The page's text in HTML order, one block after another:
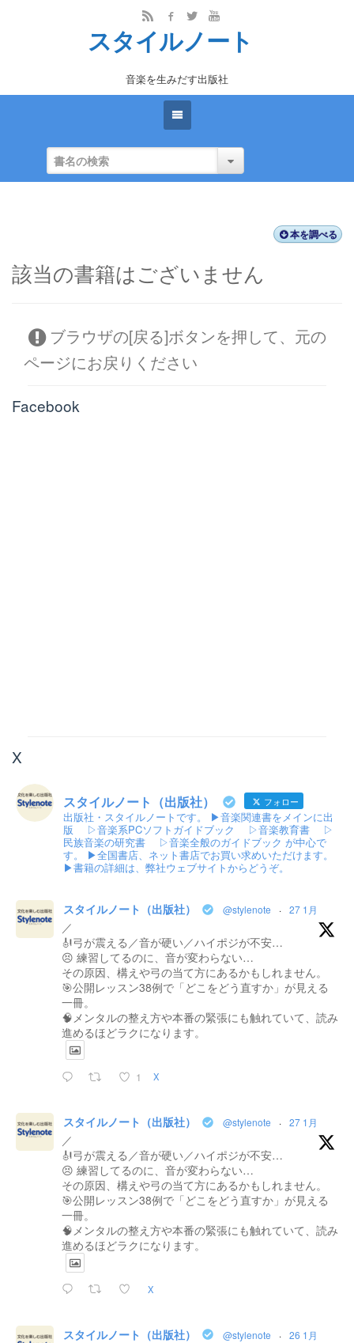
スタイルノート
音楽を生みだす出版社
本を調べる
該当の書籍はございません
ブラウザの[戻る]ボタンを押して、元の
ページにお戻りください
Facebook
X
スタイルノート（出版社） フォロー
出版社・スタイルノートです。 ▶音楽関連書をメインに出
版 ▷音楽系PCソフトガイドブック ▷音楽教育書 ▷
民族音楽の研究書 ▷音楽全般のガイドブック が中心で
す。 ▶全国書店、ネット書店でお買い求めいただけます。
▶書籍の詳細は、弊社ウェブサイトからどうぞ。
スタイルノート（出版社） @stylenote · 27 1月
／
🎻弓が震える／音が硬い／ハイポジが不安…
😣 練習してるのに、音が変わらない…
その原因、構えや弓の当て方にあるかもしれません。
🎯公開レッスン38例で「どこをどう直すか」が見える
一冊。
🧠メンタルの整え方や本番の緊張にも触れていて、読み
進めるほどラクになります。
1 X
スタイルノート（出版社） @stylenote · 27 1月
／
🎻弓が震える／音が硬い／ハイポジが不安…
😣 練習してるのに、音が変わらない…
その原因、構えや弓の当て方にあるかもしれません。
🎯公開レッスン38例で「どこをどう直すか」が見える
一冊。
🧠メンタルの整え方や本番の緊張にも触れていて、読み
進めるほどラクになります。
X
スタイルノート（出版社） @stylenote · 26 1月